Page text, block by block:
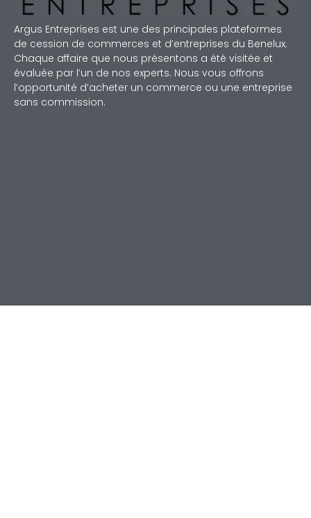
Argus Entreprises est une des principales plateformes
de cession de commerces et d’entreprises du Benelux.
Chaque affaire que nous présentons a été visitée et
évaluée par l’un de nos experts. Nous vous offrons
l’opportunité d’acheter un commerce ou une entreprise
sans commission.